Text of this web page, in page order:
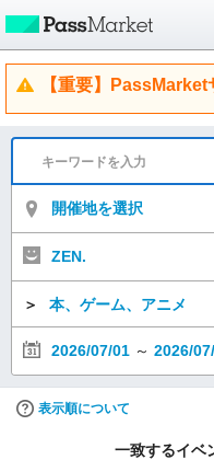
【重要】
開催地を選択
ZEN.
＞ 本、ゲーム、アニメ
2026/07/01 ～ 2026/
表示順について
一致するイベ